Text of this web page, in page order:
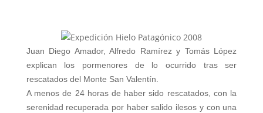
Juan Diego Amador, Alfredo Ramírez y Tomás López
explican los pormenores de lo ocurrido tras ser
rescatados del Monte San Valentín.
A menos de 24 horas de haber sido rescatados, con la
serenidad recuperada por haber salido ilesos y con una